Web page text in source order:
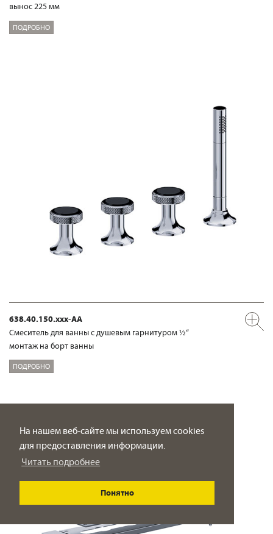
На нашем веб-сайте мы используем cookies
для предоставления информации.
Читать подробнее
Понятно
вынос 225 мм
ПОДРОБНО
638.40.150.xxx-AA
Смеситель для ванны с душевым гарнитуром ½“
монтаж на борт ванны
ПОДРОБНО